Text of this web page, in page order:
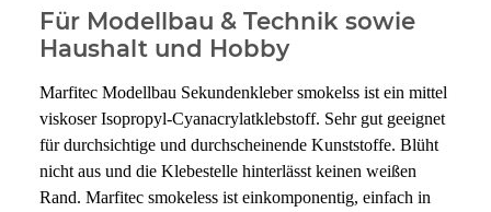
Für Modellbau & Technik sowie
Haushalt und Hobby
Marfitec Modellbau Sekundenkleber smokelss ist ein mittel
viskoser Isopropyl-Cyanacrylatklebstoff. Sehr gut geeignet
für durchsichtige und durchscheinende Kunststoffe. Blüht
nicht aus und die Klebestelle hinterlässt keinen weißen
Rand. Marfitec smokeless ist einkomponentig, einfach in